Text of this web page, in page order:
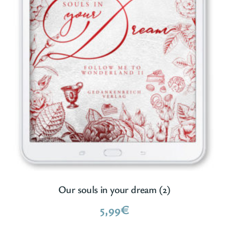
Our souls in your dream (2)
5,99€